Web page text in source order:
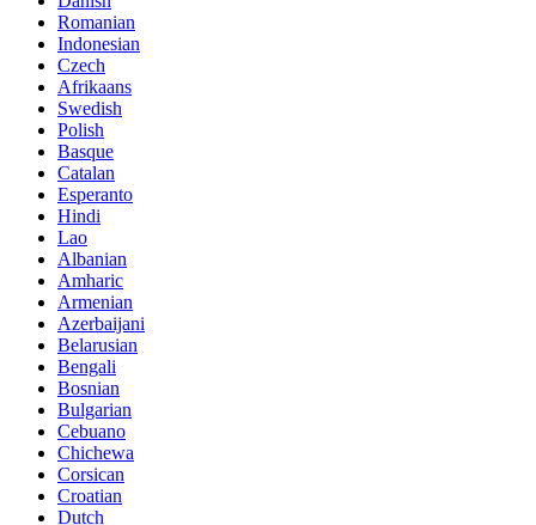
Romanian
Indonesian
Czech
Afrikaans
Swedish
Polish
Basque
Catalan
Esperanto
Hindi
Lao
Albanian
Amharic
Armenian
Azerbaijani
Belarusian
Bengali
Bosnian
Bulgarian
Cebuano
Chichewa
Corsican
Croatian
Dutch